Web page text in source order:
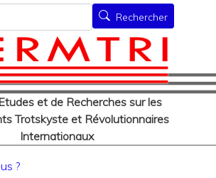
au
contenu
principal
du compte de
et de Recherches sur les
Trotskyste et Révolutionnaires
Internationaux
Rechercher
principale
?